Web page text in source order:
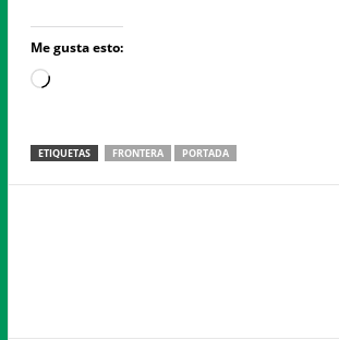
Me gusta esto:
Loading…
ETIQUETAS FRONTERA PORTADA